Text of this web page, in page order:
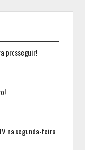
prosseguir!
na segunda-feira